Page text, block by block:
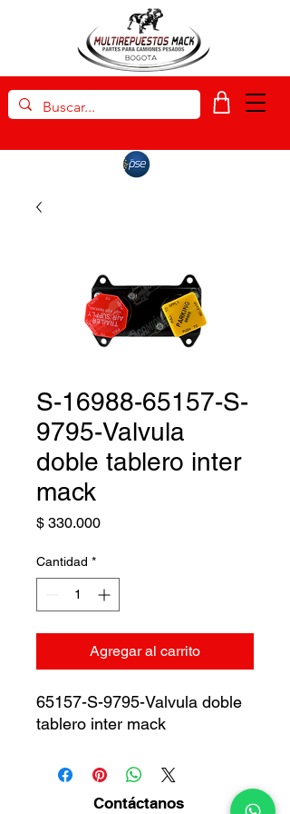
S-16988-65157-S-
9795-Valvula
doble tablero inter
mack
$ 330.000Precio
Cantidad *
Agregar al carrito
65157-S-9795-Valvula doble
tablero inter mack
Contáctanos